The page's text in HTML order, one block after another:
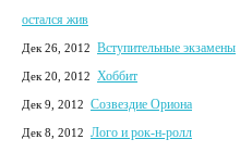
остался жив
Дек 26, 2012 Вступительные экзамены
Дек 20, 2012 Хоббит
Дек 9, 2012 Созвездие Ориона
Дек 8, 2012 Лого и рок-н-ролл